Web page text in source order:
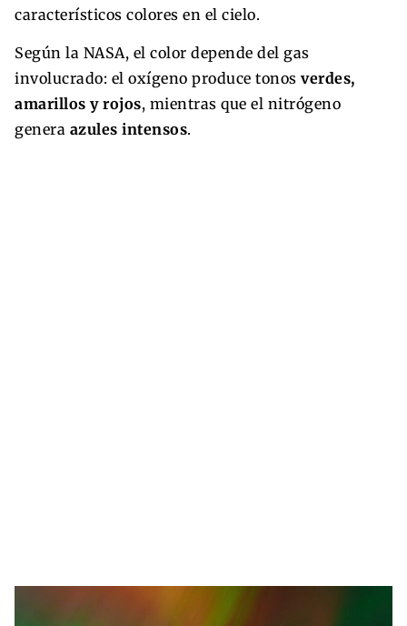
característicos colores en el cielo.
Según la NASA, el color depende del gas
involucrado: el oxígeno produce tonos verdes,
amarillos y rojos, mientras que el nitrógeno
genera azules intensos.